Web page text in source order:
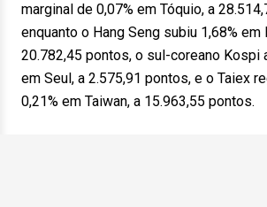
marginal de 0,07% em Tóquio, a
enquanto o Hang Seng subiu 1,68% em
20.782,45 pontos, o sul-coreano Kospi
em Seul, a 2.575,91 pontos, e o Taiex
0,21% em Taiwan, a 15.963,55 pontos.